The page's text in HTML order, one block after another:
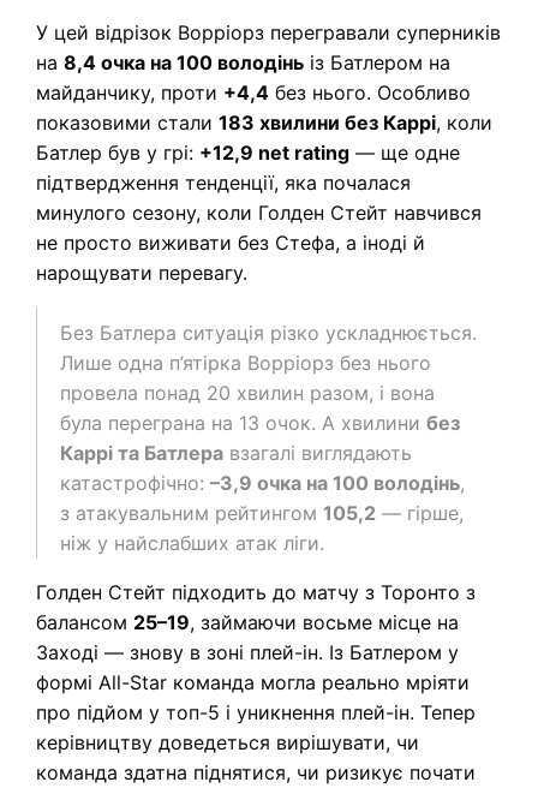
У цей відрізок Ворріорз перегравали суперників
на 8,4 очка на 100 володінь із Батлером на
майданчику, проти +4,4 без нього. Особливо
показовими стали 183 хвилини без Каррі, коли
Батлер був у грі: +12,9 net rating — ще одне
підтвердження тенденції, яка почалася
минулого сезону, коли Голден Стейт навчився
не просто виживати без Стефа, а іноді й
нарощувати перевагу.
Без Батлера ситуація різко ускладнюється.
Лише одна п’ятірка Ворріорз без нього
провела понад 20 хвилин разом, і вона
була переграна на 13 очок. А хвилини без
Каррі та Батлера взагалі виглядають
катастрофічно: –3,9 очка на 100 володінь,
з атакувальним рейтингом 105,2 — гірше,
ніж у найслабших атак ліги.
Голден Стейт підходить до матчу з Торонто з
балансом 25–19, займаючи восьме місце на
Заході — знову в зоні плей-ін. Із Батлером у
формі All-Star команда могла реально мріяти
про підйом у топ-5 і уникнення плей-ін. Тепер
керівництву доведеться вирішувати, чи
команда здатна піднятися, чи ризикує почати